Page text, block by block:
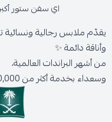
اي سفن ستور
يقدّم ملابس رجالية
وأناقة دائمة ✨
من أشهر البراندات العالمية،
وسعداء بخدمة أكثر من 300,000 عميل حول المملكة.